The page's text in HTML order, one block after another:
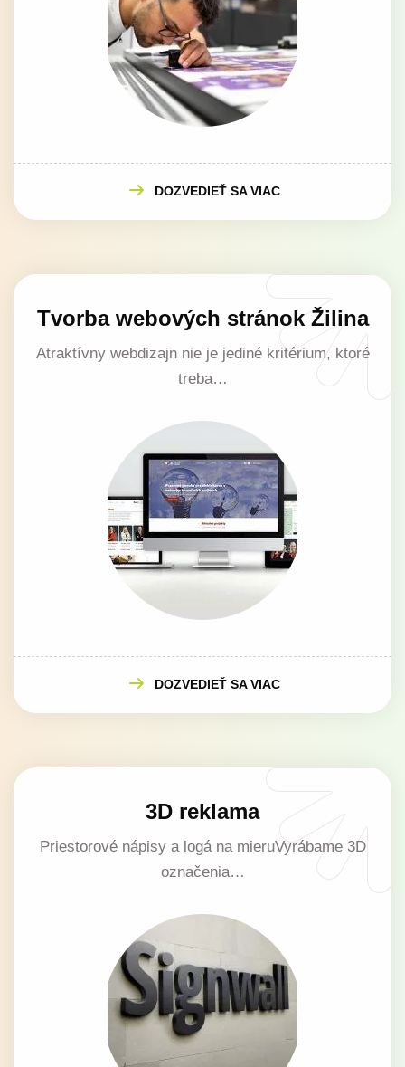
DOZVEDIEŤ SA VIAC
Tvorba webových stránok Žilina
Atraktívny webdizajn nie je jediné kritérium, ktoré
treba…
DOZVEDIEŤ SA VIAC
3D reklama
Priestorové nápisy a logá na mieruVyrábame 3D
označenia…